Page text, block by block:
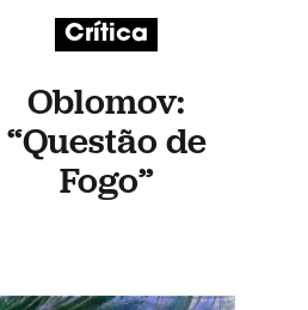
Crítica
Oblomov:
“Questão de
Fogo”